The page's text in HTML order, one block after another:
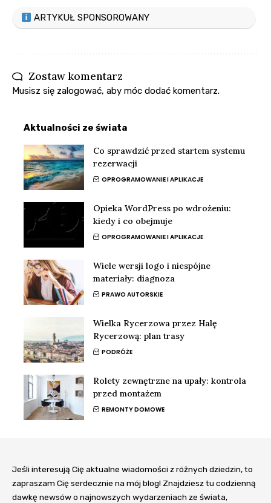
ARTYKUŁ SPONSOROWANY
Zostaw komentarz
Musisz się zalogować, aby móc dodać komentarz.
Aktualności ze świata
Co sprawdzić przed startem systemu
rezerwacji
OPROGRAMOWANIE I APLIKACJE
Opieka WordPress po wdrożeniu:
kiedy i co obejmuje
OPROGRAMOWANIE I APLIKACJE
Wiele wersji logo i niespójne
materiały: diagnoza
PRAWO AUTORSKIE
Wielka Rycerzowa przez Halę
Rycerzową: plan trasy
PODRÓŻE
Rolety zewnętrzne na upały: kontrola
przed montażem
REMONTY DOMOWE
Jeśli interesują Cię aktualne wiadomości z różnych dziedzin, to
zapraszam Cię serdecznie na mój blog! Znajdziesz tu codzienną
dawkę newsów o najnowszych wydarzeniach ze świata,